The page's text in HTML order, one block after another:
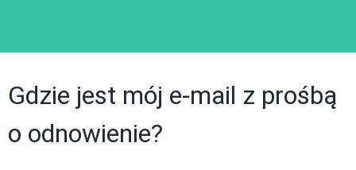
Gdzie jest mój e-mail z prośbą
o odnowienie?